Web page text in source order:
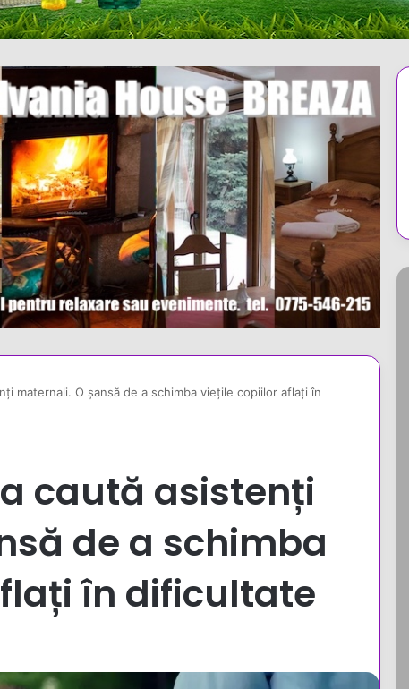
maternali. O șansă de a schimba viețile copiilor aflați în
caută asistenți
de a schimba
în dificultate